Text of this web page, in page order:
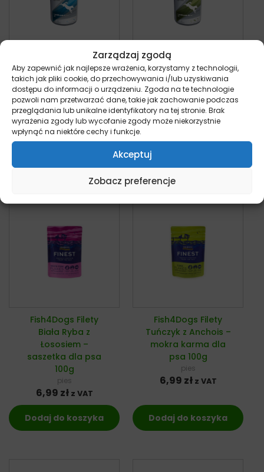
Zarządzaj zgodą
Aby zapewnić jak najlepsze wrażenia, korzystamy z technologii,
takich jak pliki cookie, do przechowywania i/lub uzyskiwania
dostępu do informacji o urządzeniu. Zgoda na te technologie
pozwoli nam przetwarzać dane, takie jak zachowanie podczas
przeglądania lub unikalne identyfikatory na tej stronie. Brak
wyrażenia zgody lub wycofanie zgody może niekorzystnie
wpłynąć na niektóre cechy i funkcje.
Akceptuj
Zobacz preferencje
Trovet
Hypoallergenic LRD
z Jagnięciną – 400g
puszka dla psa
pies
15,55złz VAT
Trovet
Hypoallergenic HPD
z Koniną – 400g
puszka dla psa
pies
Dodaj do koszyka
Fish4Dogs Filety
Biała Ryba z
Łososiem –
saszetka dla psa
100g
pies
6,99 zł z VAT
Dodaj do koszyka
Fish4Dogs Filety
Tuńczyk z Anchois –
mokra karma dla
psa 100g
pies
6,99 zł z VAT
Dodaj do koszyka